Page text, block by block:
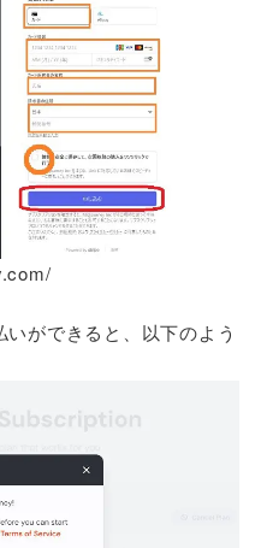
ができると、以下のよう